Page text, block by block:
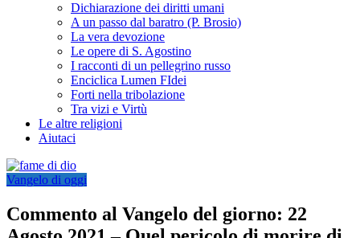
Dichiarazione dei diritti umani
A un passo dal baratro (P. Brosio)
La vera devozione
Le opere di S. Agostino
I racconti di un pellegrino russo
Enciclica Lumen FIdei
Forti nella tribolazione
Tra vizi e Virtù
Le altre religioni
Aiutaci
Vangelo di oggi
Commento al Vangelo del giorno: 22